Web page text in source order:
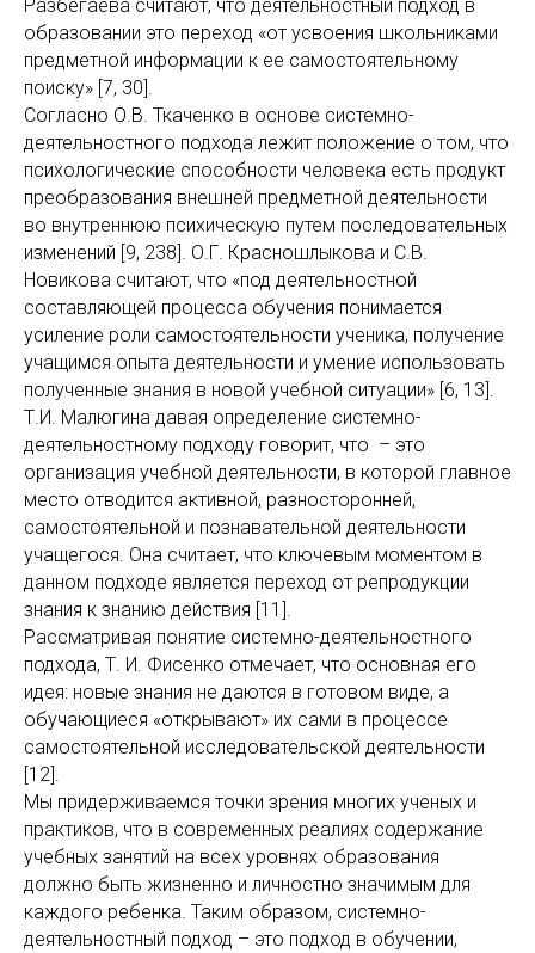
Разбегаева считают, что деятельностный подход в
образовании это переход «от усвоения школьниками
предметной информации к ее самостоятельному
поиску» [7, 30].
Согласно О.В. Ткаченко в основе системно-
деятельностного подхода лежит положение о том, что
психологические способности человека есть продукт
преобразования внешней предметной деятельности
во внутреннюю психическую путем последовательных
изменений [9, 238]. О.Г. Красношлыкова и С.В.
Новикова считают, что «под деятельностной
составляющей процесса обучения понимается
усиление роли самостоятельности ученика, получение
учащимся опыта деятельности и умение использовать
полученные знания в новой учебной ситуации» [6, 13].
Т.И. Малюгина давая определение системно-
деятельностному подходу говорит, что – это
организация учебной деятельности, в которой главное
место отводится активной, разносторонней,
самостоятельной и познавательной деятельности
учащегося. Она считает, что ключевым моментом в
данном подходе является переход от репродукции
знания к знанию действия [11].
Рассматривая понятие системно-деятельностного
подхода, Т. И. Фисенко отмечает, что основная его
идея: новые знания не даются в готовом виде, а
обучающиеся «открывают» их сами в процессе
самостоятельной исследовательской деятельности
[12].
Мы придерживаемся точки зрения многих ученых и
практиков, что в современных реалиях содержание
учебных занятий на всех уровнях образования
должно быть жизненно и личностно значимым для
каждого ребенка. Таким образом, системно-
деятельностный подход – это подход в обучении,